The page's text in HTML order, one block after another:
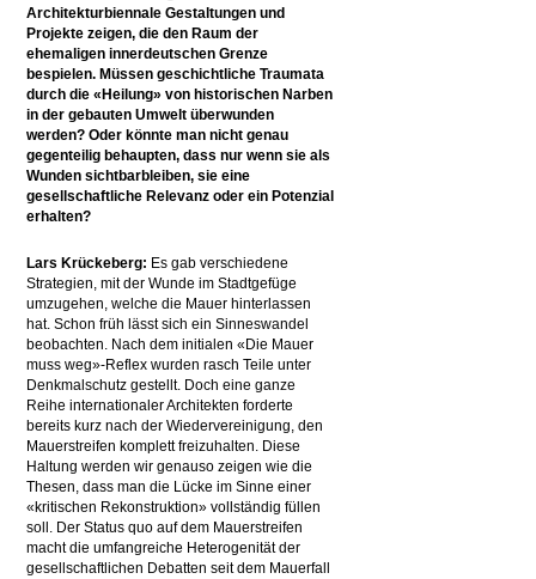
Architekturbiennale Gestaltungen und
Projekte zeigen, die den Raum der
ehemaligen innerdeutschen Grenze
bespielen. Müssen geschichtliche Traumata
durch die «Heilung» von historischen Narben
in der gebauten Umwelt überwunden
werden? Oder könnte man nicht genau
gegenteilig behaupten, dass nur wenn sie als
Wunden sichtbarbleiben, sie eine
gesellschaftliche Relevanz oder ein Potenzial
erhalten?
Lars Krückeberg: Es gab verschiedene
Strategien, mit der Wunde im Stadtgefüge
umzugehen, welche die Mauer hinterlassen
hat. Schon früh lässt sich ein Sinneswandel
beobachten. Nach dem initialen «Die Mauer
muss weg»-Reflex wurden rasch Teile unter
Denkmalschutz gestellt. Doch eine ganze
Reihe internationaler Architekten forderte
bereits kurz nach der Wiedervereinigung, den
Mauerstreifen komplett freizuhalten. Diese
Haltung werden wir genauso zeigen wie die
Thesen, dass man die Lücke im Sinne einer
«kritischen Rekonstruktion» vollständig füllen
soll. Der Status quo auf dem Mauerstreifen
macht die umfangreiche Heterogenität der
gesellschaftlichen Debatten seit dem Mauerfall